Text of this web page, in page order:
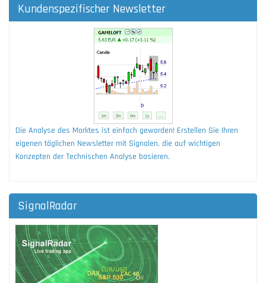
Kundenspezifischer Newsletter
Die Analyse des Marktes ist einfach geworden! Erstellen Sie Ihren
eigenen täglichen Newsletter mit Signalen, die auf wichtigen
Konzepten der Technischen Analyse basieren.
SignalRadar